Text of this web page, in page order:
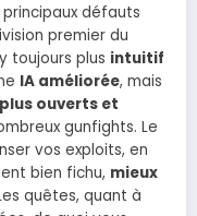
défauts
premier du
toujours plus intuitif
IA améliorée, mais
ouverts et
gunfights. Le
vos exploits, en
bien fichu, mieux
quêtes, quant à